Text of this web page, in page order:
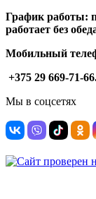
График работы:
работает без
Мобильный
+375 29 669-71-
Мы в соцсетях